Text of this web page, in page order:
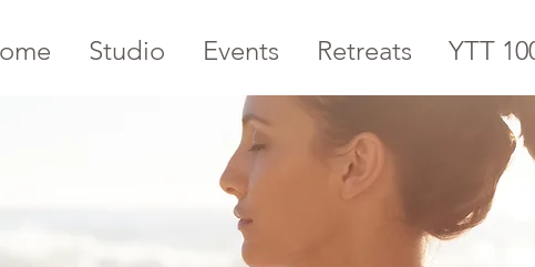
Studio Events Retreats YTT